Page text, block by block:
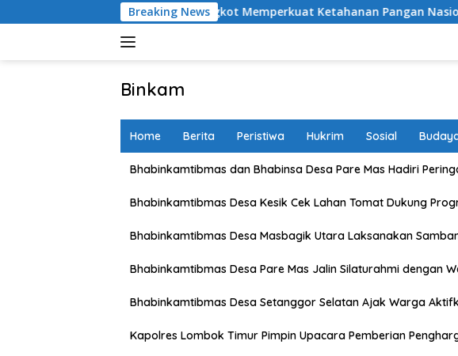
to
Breaking News
Petani Karang Bongkot Memperkuat Ketahanan Pangan Nasional
Binkam
Home Berita Peristiwa Hukrim Sosial
Bhabinkamtibmas dan Bhabinsa Desa Pare Mas Hadiri
Bhabinkamtibmas Desa Kesik Cek Lahan Tomat Dukung
Bhabinkamtibmas Desa Masbagik Utara Laksanakan
Bhabinkamtibmas Desa Pare Mas Jalin Silaturahmi dengan
Bhabinkamtibmas Desa Setanggor Selatan Ajak Warga
Kapolres Lombok Timur Pimpin Upacara Pemberian